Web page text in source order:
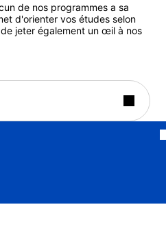
de nos programmes a sa
d'orienter vos études selon
jeter également un œil à nos